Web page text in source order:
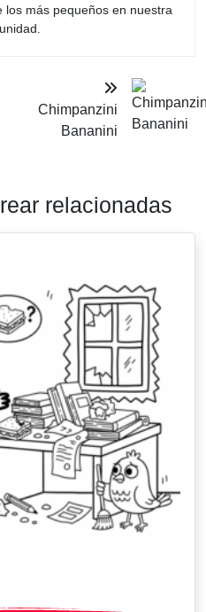
los más pequeños en nuestra
Chimpanzini
Bananini
relacionadas